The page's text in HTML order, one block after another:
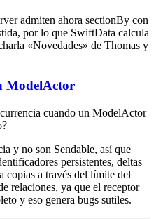
admiten ahora sectionBy con
por lo que SwiftData calcula
«Novedades» de Thomas y
ModelActor
cuando un ModelActor
y no son Sendable, así que
persistentes, deltas
a través del límite del
relaciones, ya que el receptor
y eso genera bugs sutiles.